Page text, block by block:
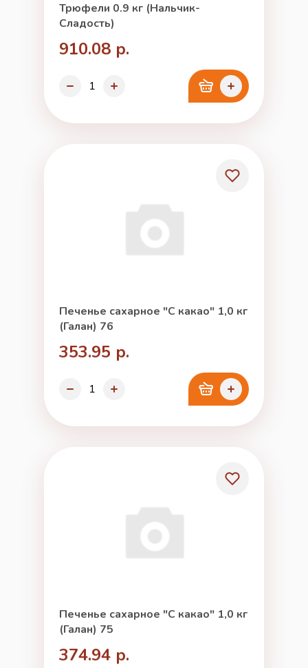
Трюфели 0.9 кг (Нальчик-
Сладость)
910.08 р.
Печенье сахарное "С какао" 1,0 кг
(Галан) 76
353.95 р.
Печенье сахарное "С какао" 1,0 кг
(Галан) 75
374.94 р.